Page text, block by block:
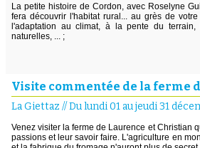
La petite histoire de Cordon, avec Roselyne
fera découvrir l'habitat rural... au grès de
l'adaptation au climat, à la pente du terrain,
naturelles, ... ;
Visite commentée de la ferme
La Giettaz //Du lundi 01 au jeudi 31
Venez visiter la ferme de Laurence et Christian
passions et leur savoir faire. L'agriculture en